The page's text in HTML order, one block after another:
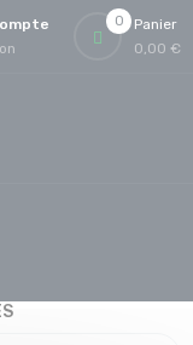
0
Panier
0,00 €